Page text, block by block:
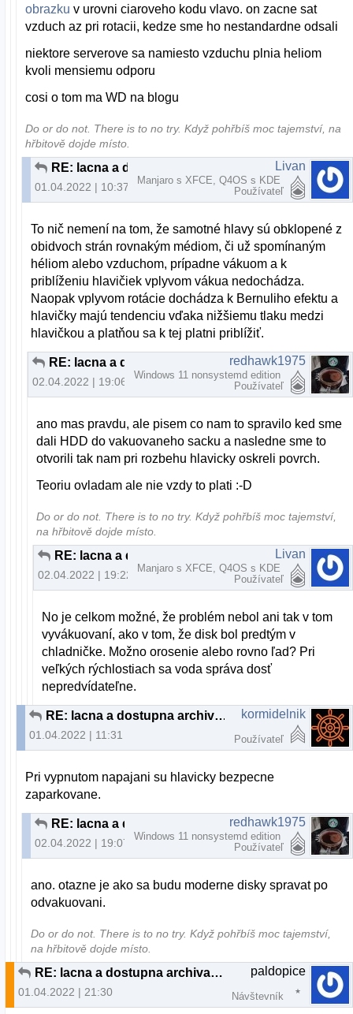
obrazku v urovni ciaroveho kodu vlavo. on zacne sat
vzduch az pri rotacii, kedze sme ho nestandardne odsali
niektore serverove sa namiesto vzduchu plnia heliom
kvoli mensiemu odporu
cosi o tom ma WD na blogu
Do or do not. There is to no try.​ Když pohřbíš moc tajemství, na
hřbitově dojde místo.
01.04.2022 | 10:37
Livan
Manjaro s XFCE, Q4OS s KDE
Používateľ
To nič nemení na tom, že samotné hlavy sú obklopené z
obidvoch strán rovnakým médiom, či už spomínaným
héliom alebo vzduchom, prípadne vákuom a k
priblíženiu hlavičiek vplyvom vákua nedochádza.
Naopak vplyvom rotácie dochádza k Bernuliho efektu a
hlavičky majú tendenciu vďaka nižšiemu tlaku medzi
hlavičkou a platňou sa k tej platni priblížiť.
02.04.2022 | 19:06
redhawk1975
Windows 11 nonsystemd edition
Používateľ
ano mas pravdu, ale pisem co nam to spravilo ked sme
dali HDD do vakuovaneho sacku a nasledne sme to
otvorili tak nam pri rozbehu hlavicky oskreli povrch.
Teoriu ovladam ale nie vzdy to plati :-D
Do or do not. There is to no try.​ Když pohřbíš moc tajemství,
na hřbitově dojde místo.
02.04.2022 | 19:22
Livan
Manjaro s XFCE, Q4OS s KDE
Používateľ
No je celkom možné, že problém nebol ani tak v tom
vyvákuovaní, ako v tom, že disk bol predtým v
chladničke. Možno orosenie alebo rovno ľad? Pri
veľkých rýchlostiach sa voda správa dosť
nepredvídateľne.
RE: lacna a dostupna archivacia
01.04.2022 | 11:31
kormidelnik
Používateľ
Pri vypnutom napajani su hlavicky bezpecne
zaparkovane.
02.04.2022 | 19:07
redhawk1975
Windows 11 nonsystemd edition
Používateľ
ano. otazne je ako sa budu moderne disky spravat po
odvakuovani.
Do or do not. There is to no try.​ Když pohřbíš moc tajemství,
na hřbitově dojde místo.
RE: lacna a dostupna archivacia
01.04.2022 | 21:30
paldopice
Návštevník